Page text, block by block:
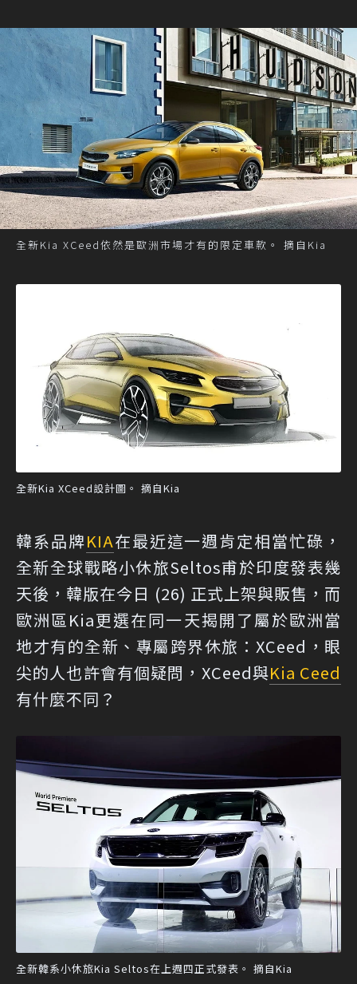
全新Kia XCeed依然是歐洲市場才有的限定車款。 摘自Kia
全新Kia XCeed設計圖。 摘自Kia
韓系品牌KIA在最近這一週肯定相當忙碌，
全新全球戰略小休旅Seltos甫於印度發表幾
天後，韓版在今日 (26) 正式上架與販售，而
歐洲區Kia更選在同一天揭開了屬於歐洲當
地才有的全新、專屬跨界休旅：XCeed，眼
尖的人也許會有個疑問，XCeed與Kia Ceed
有什麼不同？
全新韓系小休旅Kia Seltos在上週四正式發表。 摘自Kia